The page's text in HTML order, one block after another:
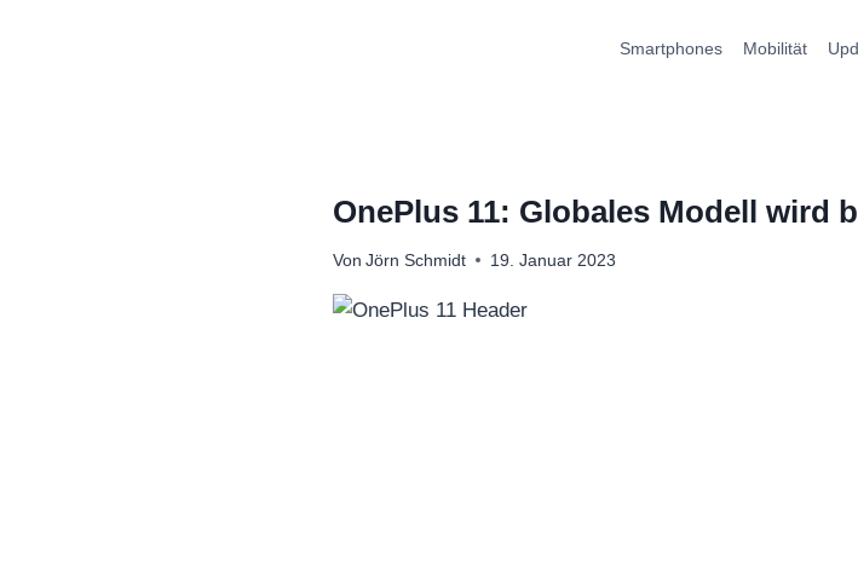
Smartphones Mobilität
OnePlus 11: Globales Modell wird
Von Jörn Schmidt 19. Januar 2023